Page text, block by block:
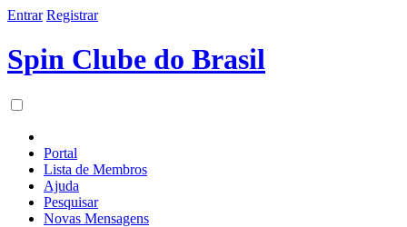
Entrar Registrar
Spin Clube do Brasil
Portal
Lista de Membros
Ajuda
Pesquisar
Novas Mensagens